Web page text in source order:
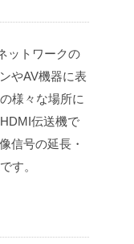
ットワークの
やAV機器に表
様々な場所に
伝送機で
信号の延長・
す。